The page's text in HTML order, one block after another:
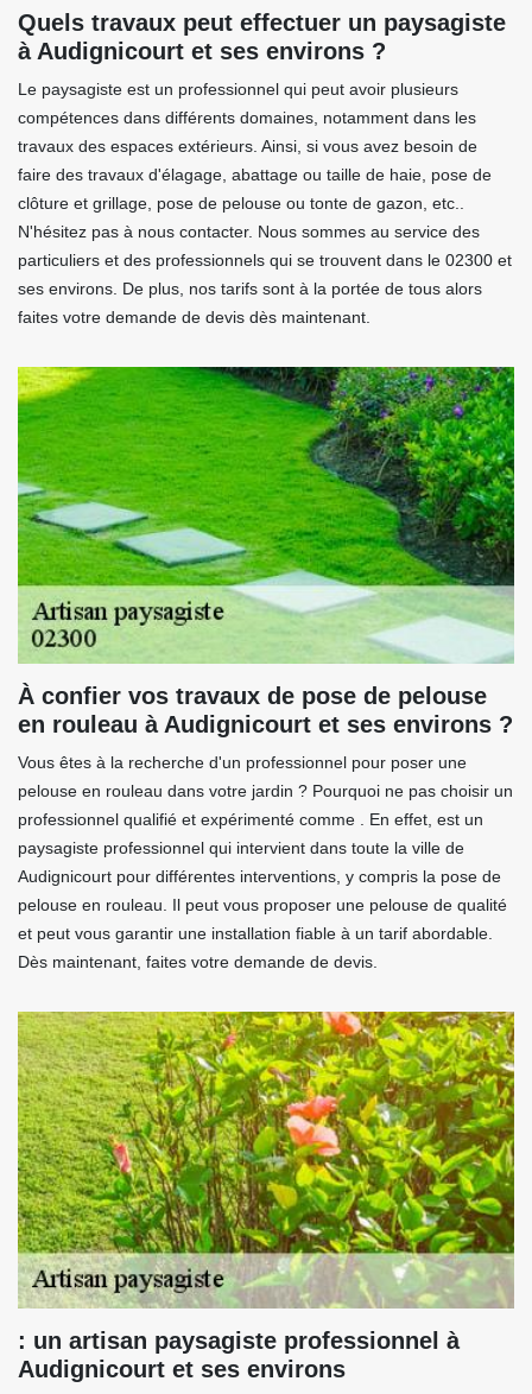
Quels travaux peut effectuer un paysagiste
à Audignicourt et ses environs ?
Le paysagiste est un professionnel qui peut avoir plusieurs
compétences dans différents domaines, notamment dans les
travaux des espaces extérieurs. Ainsi, si vous avez besoin de
faire des travaux d'élagage, abattage ou taille de haie, pose de
clôture et grillage, pose de pelouse ou tonte de gazon, etc..
N'hésitez pas à nous contacter. Nous sommes au service des
particuliers et des professionnels qui se trouvent dans le 02300 et
ses environs. De plus, nos tarifs sont à la portée de tous alors
faites votre demande de devis dès maintenant.
À confier vos travaux de pose de pelouse
en rouleau à Audignicourt et ses environs ?
Vous êtes à la recherche d'un professionnel pour poser une
pelouse en rouleau dans votre jardin ? Pourquoi ne pas choisir un
professionnel qualifié et expérimenté comme . En effet, est un
paysagiste professionnel qui intervient dans toute la ville de
Audignicourt pour différentes interventions, y compris la pose de
pelouse en rouleau. Il peut vous proposer une pelouse de qualité
et peut vous garantir une installation fiable à un tarif abordable.
Dès maintenant, faites votre demande de devis.
: un artisan paysagiste professionnel à
Audignicourt et ses environs